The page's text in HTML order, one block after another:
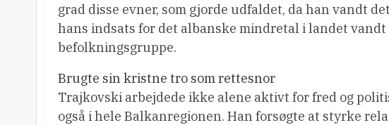
grad disse evner, som gjorde udfaldet, da han vandt
hans indsats for det albanske mindretal i landet vandt
befolkningsgruppe.
Brugte sin kristne tro som rettesnor
Trajkovski arbejdede ikke alene aktivt for fred og
også i hele Balkanregionen. Han forsøgte at styrke